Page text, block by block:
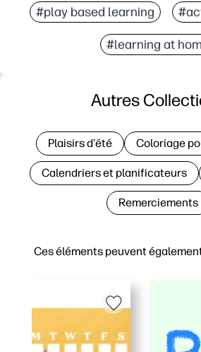
#play based learning
#learning at
Ces éléments peuvent
Autres
Plaisirs d'été Coloriage
Calendriers et planificateurs
Remerciements